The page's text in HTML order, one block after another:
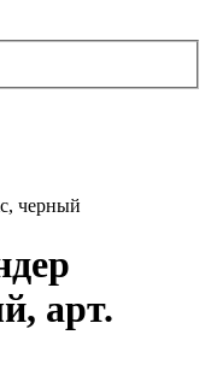
черный
арт.